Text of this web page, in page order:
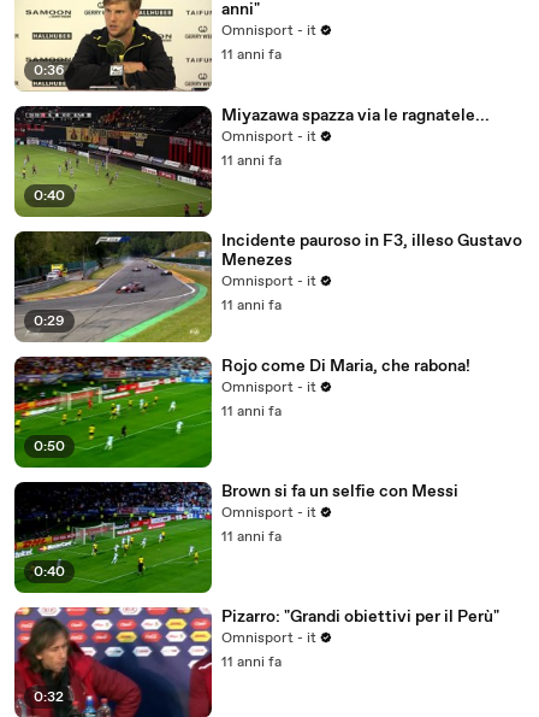
0:36
anni"
Omnisport - it
11 anni fa
0:40
Miyazawa spazza via le ragnatele...
Omnisport - it
11 anni fa
0:29
Incidente pauroso in F3, illeso Gustavo
Menezes
Omnisport - it
11 anni fa
0:50
Rojo come Di Maria, che rabona!
Omnisport - it
11 anni fa
0:40
Brown si fa un selfie con Messi
Omnisport - it
11 anni fa
0:32
Pizarro: "Grandi obiettivi per il Perù"
Omnisport - it
11 anni fa